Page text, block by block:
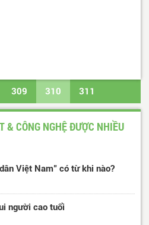
309 310 311
Trang cuối
& CÔNG NGHỆ ĐƯỢC NHIỀU
Việt Nam" có từ khi nào?
người cao tuổi